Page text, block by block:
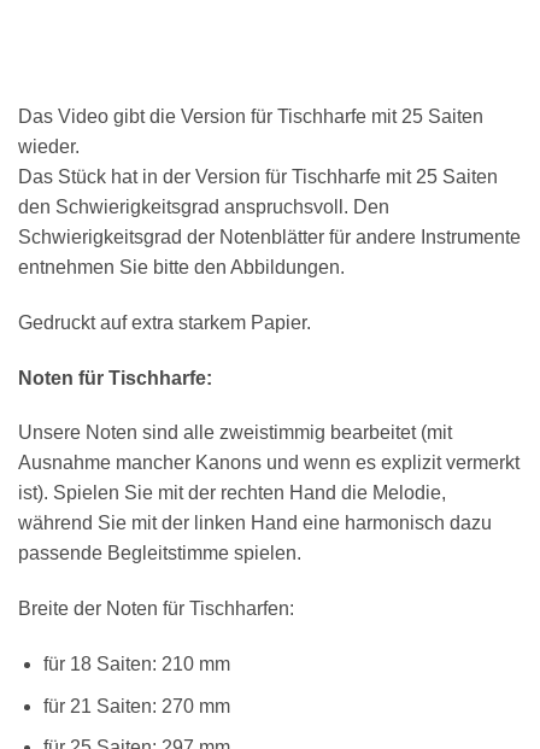
Das Video gibt die Version für Tischharfe mit 25 Saiten
wieder.
Das Stück hat in der Version für Tischharfe mit 25 Saiten
den Schwierigkeitsgrad anspruchsvoll. Den
Schwierigkeitsgrad der Notenblätter für andere Instrumente
entnehmen Sie bitte den Abbildungen.
Gedruckt auf extra starkem Papier.
Noten für Tischharfe:
Unsere Noten sind alle zweistimmig bearbeitet (mit
Ausnahme mancher Kanons und wenn es explizit vermerkt
ist). Spielen Sie mit der rechten Hand die Melodie,
während Sie mit der linken Hand eine harmonisch dazu
passende Begleitstimme spielen.
Breite der Noten für Tischharfen:
für 18 Saiten: 210 mm
für 21 Saiten: 270 mm
Chat Support
18 SAITEN 21 SAITEN 25 SAITEN 37 SAITEN
AKKORDZITHER